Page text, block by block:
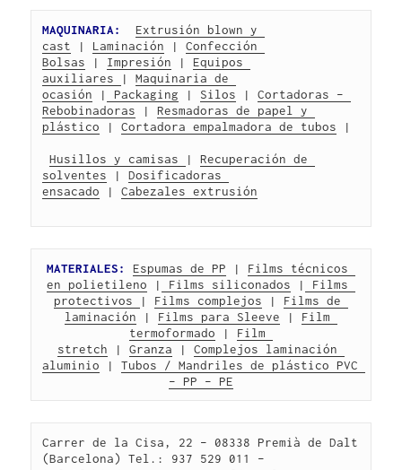
MAQUINARIA:
Extrusión blown y
cast | Laminación | Confección
Bolsas | Impresión | Equipos
auxiliares
| Maquinaria de
ocasión | Packaging | Silos | Cortadoras –
Rebobinadoras | Resmadoras de papel y
plástico | Cortadora empalmadora de tubos |
Husillos y camisas | Recuperación de
solventes | Dosificadoras
ensacado | Cabezales extrusión
MATERIALES: Espumas de PP | Films técnicos
en polietileno | Films siliconados |
Films
protectivos
| Films complejos | Films de
laminación | Films para Sleeve | Film
termoformado | Film
stretch | Granza | Complejos laminación
aluminio | Tubos / Mandriles de plástico PVC
– PP – PE
Carrer de la Cisa, 22 – 08338 Premià de Dalt
(Barcelona) Tel.: 937 529 011 –